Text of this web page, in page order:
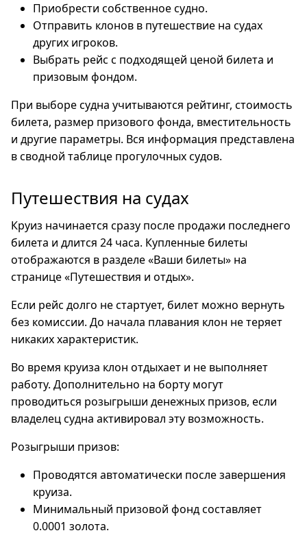
Приобрести собственное судно.
Отправить клонов в путешествие на судах
других игроков.
Выбрать рейс с подходящей ценой билета и
призовым фондом.
При выборе судна учитываются рейтинг, стоимость
билета, размер призового фонда, вместительность
и другие параметры. Вся информация представлена
в сводной таблице прогулочных судов.
Путешествия на судах
Круиз начинается сразу после продажи последнего
билета и длится 24 часа. Купленные билеты
отображаются в разделе «Ваши билеты» на
странице «Путешествия и отдых».
Если рейс долго не стартует, билет можно вернуть
без комиссии. До начала плавания клон не теряет
никаких характеристик.
Во время круиза клон отдыхает и не выполняет
работу. Дополнительно на борту могут
проводиться розыгрыши денежных призов, если
владелец судна активировал эту возможность.
Розыгрыши призов:
Проводятся автоматически после завершения
круиза.
Минимальный призовой фонд составляет
0.0001 золота.